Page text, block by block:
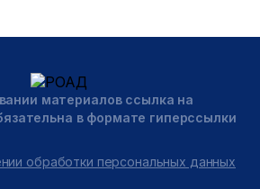
материалов ссылка на
в формате гиперссылки
обработки персональных данных